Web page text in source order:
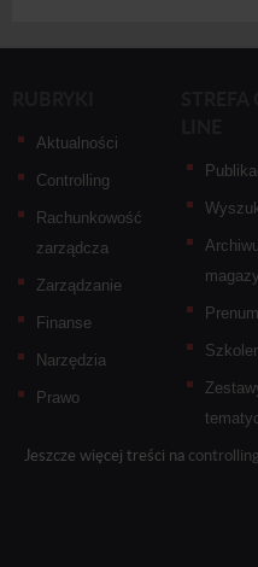
Aktualności
Controlling
Rachunkowość
zarządcza
Zarządzanie
Finanse
Narzędzia
Prawo
Jeszcze więcej treści na